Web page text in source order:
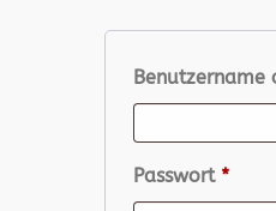
Passwort *